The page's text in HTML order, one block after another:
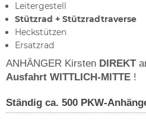
Leitergestell
Stützrad + Stützradtraverse
Heckstützen
Ersatzrad
ANHÄNGER Kirsten DIREKT
Ausfahrt WITTLICH-MITTE !
Ständig ca. 500 PKW-